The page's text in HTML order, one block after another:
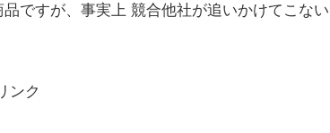
ですが、事実上 競合他社が追いかけてこない
ンク